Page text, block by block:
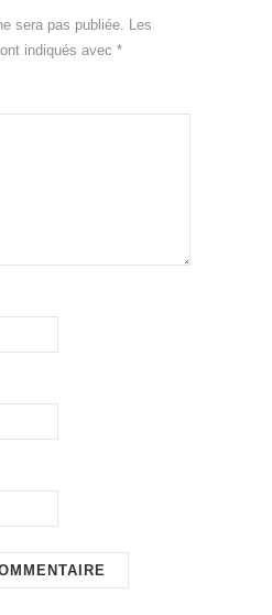
sera pas publiée. Les
indiqués avec *